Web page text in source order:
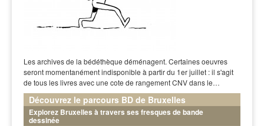
Les archives de la bédéthèque déménagent. Certaines oeuvres
seront momentanément indisponible à partir du 1er juillet : il s'agit
de tous les livres avec une cote de rangement CNV dans le…
Découvrez le parcours BD de Bruxelles
Explorez Bruxelles à travers ses fresques de bande
dessinée